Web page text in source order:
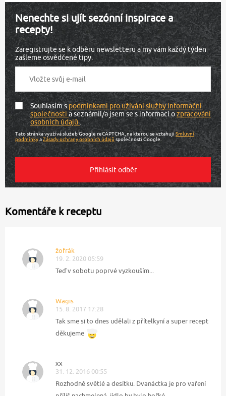
Nenechte si ujít sezónní inspirace a
recepty!
Zaregistrujte se k odběru newsletteru a my vám každý týden
zašleme osvědčené tipy.
Souhlasím spodmínkami pro užívání služby informační
společnostia seznámil/a jsem se s informací ozpracování
osobních údajů.
Tato stránka využívá služeb Google reCAPTCHA, na kterou se vztahujíSmluvní
podmínkyaZásady ochrany osobních údajů společnosti Google.
Komentáře k receptu
žofrák
19. 2. 2020 05:59
Teď v sobotu poprvé vyzkouším...
Wagis
15. 8. 2017 17:28
Tak sme si to dnes udělali z přítelkyní a super recept
děkujeme
xx
31. 12. 2016 00:55
Rozhodně světlé a desítku. Dvanáctka je pro vaření